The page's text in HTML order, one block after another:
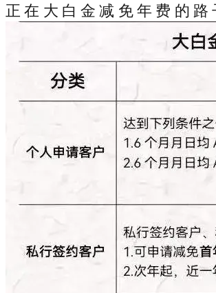
正在大白金减免年费的路